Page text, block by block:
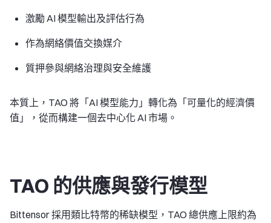
激勵 AI 模型輸出及評估行為
作為網絡價值交換媒介
質押參與網絡治理與安全維護
本質上，TAO 將「AI 模型能力」轉化為「可量化的經濟價
值」，從而構建一個去中心化 AI 市場。
TAO 的供應與發行模型
Bittensor 採用類比特幣的稀缺模型，TAO 總供應上限約為